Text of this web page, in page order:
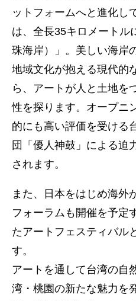
ットフォームへと進化し
は、全長35キロメートル
珠海岸）」。美しい海岸
地域文化が抱える現代的
ら、アートが人と土地を
性を探ります。オープニ
的にも高い評価を受ける
団「優人神鼓」による迫
されます。
また、日本をはじめ海外
フォーラムも開催を予定
たアートフェスティバル
す。
アートを通して台湾の自
湾・桃園の新たな魅力を